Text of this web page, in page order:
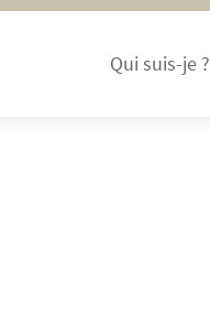
Qui suis-je ?